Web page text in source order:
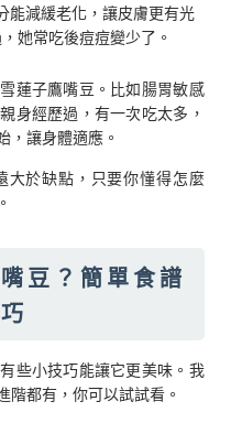
能減緩老化，讓皮膚更有光
她常吃後痘痘變少了。
蓮子鷹嘴豆。比如腸胃敏感
身經歷過，有一次吃太多，
，讓身體適應。
大於缺點，只要你懂得怎麼
豆？簡單食譜
些小技巧能讓它更美味。我
階都有，你可以試試看。